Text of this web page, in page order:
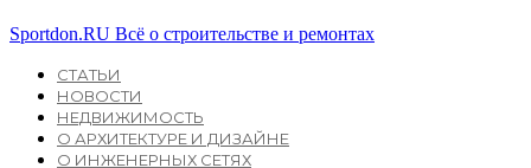
Sportdon.RU Всё о строительстве и ремонтах
СТАТЬИ
НОВОСТИ
НЕДВИЖИМОСТЬ
О АРХИТЕКТУРЕ И ДИЗАЙНЕ
О ИНЖЕНЕРНЫХ СЕТЯХ